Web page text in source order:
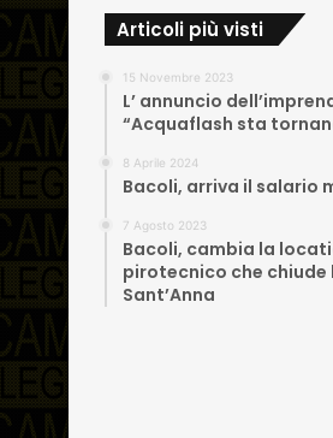
Articoli più visti
15 Novembre 2023
L’ annuncio
“Acquaflash sta
8 Aprile 2024
Bacoli, arriva il salario
7 Agosto 2023
Bacoli, cambia la
pirotecnico che chiude
Sant’Anna